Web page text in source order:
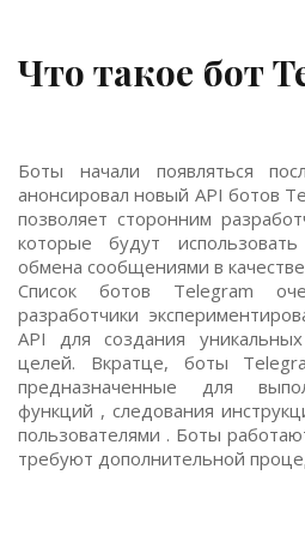
Что такое бот
Боты начали появляться
анонсировал новый API ботов
позволяет сторонним
которые будут
обмена сообщениями в
Список ботов Telegram
разработчики
API для создания
целей. Вкратце, боты
предназначенные для
функций , следования
пользователями . Боты
требуют дополнительной